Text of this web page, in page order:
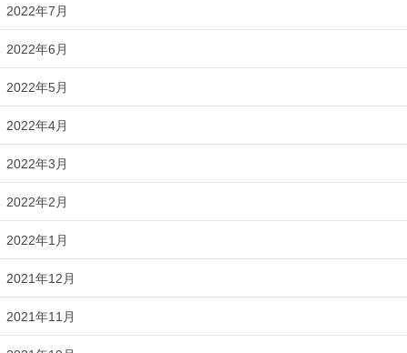
2022年7月
2022年6月
2022年5月
2022年4月
2022年3月
2022年2月
2022年1月
2021年12月
2021年11月